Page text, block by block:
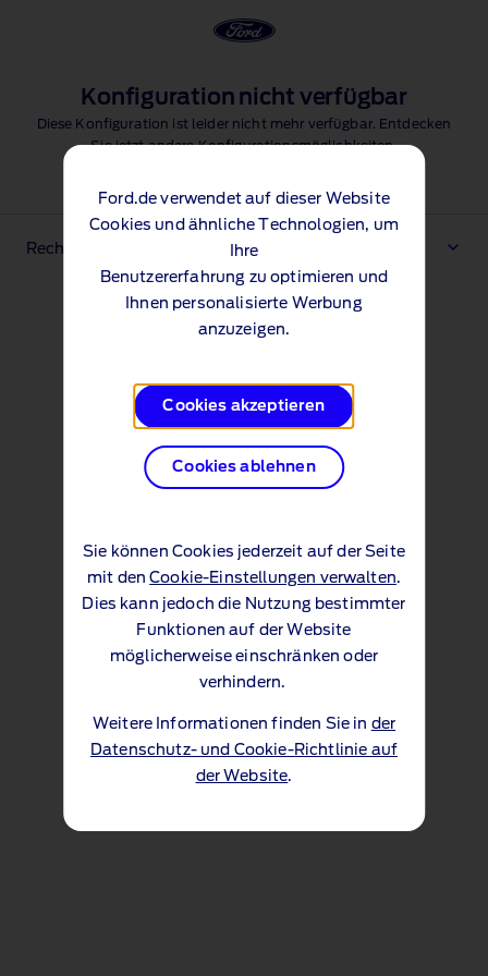
Konfiguration nicht verfügbar
Diese Konfiguration ist leider nicht mehr verfügbar. Entdecken
Sie jetzt andere Konfigurationsmöglichkeiten.
Rechtliche Hinweise & Fußnoten
Ford.de verwendet auf dieser Website
Cookies und ähnliche Technologien, um
Ihre
Benutzererfahrung zu optimieren und
Ihnen personalisierte Werbung
anzuzeigen.
Cookies akzeptieren
Cookies ablehnen
Sie können Cookies jederzeit auf der Seite
mit denCookie-Einstellungen verwalten.
Dies kann jedoch die Nutzung bestimmter
Funktionen auf der Website
möglicherweise einschränken oder
verhindern.
Weitere Informationen finden Sie in der
Datenschutz- und Cookie-Richtlinie auf
der Website.